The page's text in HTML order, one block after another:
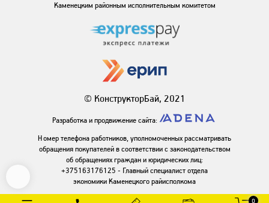
0
Каменецким районным исполнительным комитетом
© КонструкторБай, 2021
Разработка и продвижение сайта:
Номер телефона работников, уполномоченных рассматривать
обращения покупателей в соответствии с законодательством
об обращениях граждан и юридических лиц:
+375163176125 - Главный специалист отдела
экономики Каменецкого райисполкома